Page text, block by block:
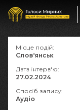
Місце подій:
Слов'янськ
Дата інтерв'ю:
27.02.2024
Спосіб запису:
Аудіо